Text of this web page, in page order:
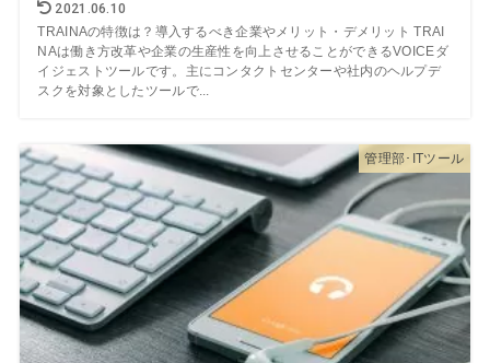
2021.06.10
TRAINAの特徴は？導入するべき企業やメリット・デメリット TRAI
NAは働き方改革や企業の生産性を向上させることができるVOICEダ
イジェストツールです。主にコンタクトセンターや社内のヘルプデ
スクを対象としたツールで...
管理部･ITツール